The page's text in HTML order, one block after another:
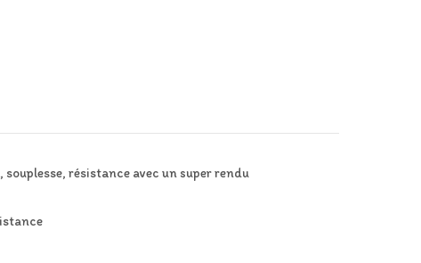
résistance avec un super rendu